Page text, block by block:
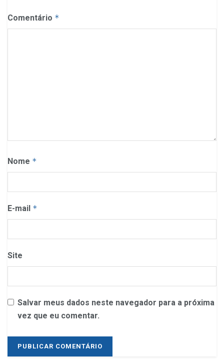
Comentário *
Nome *
E-mail *
Site
Salvar meus dados neste navegador para a próxima
vez que eu comentar.